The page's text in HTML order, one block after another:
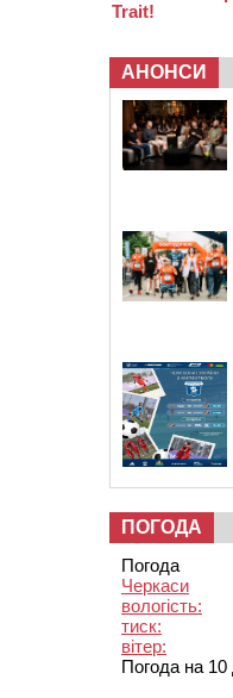
АНОНСИ
ПОГОДА
Погода
Черкаси
вологість:
тиск:
вітер:
Погода на 10